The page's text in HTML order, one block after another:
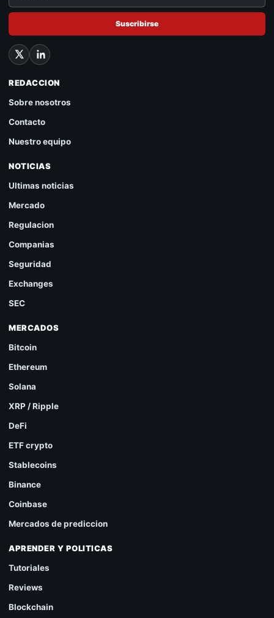
Suscribirse
REDACCION
Sobre nosotros
Contacto
Nuestro equipo
NOTICIAS
Ultimas noticias
Mercado
Regulacion
Companias
Seguridad
Exchanges
SEC
MERCADOS
Bitcoin
Ethereum
Solana
XRP / Ripple
DeFi
ETF crypto
Stablecoins
Binance
Coinbase
Mercados de prediccion
APRENDER Y POLITICAS
Tutoriales
Reviews
Blockchain